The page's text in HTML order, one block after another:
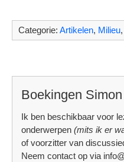
Categorie: Artikelen, Milieu,
Boekingen Simon
Ik ben beschikbaar voor
onderwerpen (mits ik er
of voorzitter van
Neem contact op via